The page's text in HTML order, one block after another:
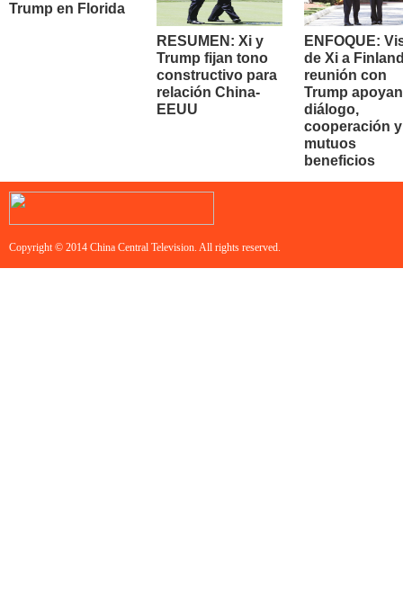
Trump en Florida
RESUMEN: Xi y
Trump fijan tono
constructivo para
relación China-
EEUU
ENFOQUE:
de Xi a
reunión con
Trump apoyan
diálogo,
cooperación y
mutuos
beneficios
Copyright © 2014 China Central Television. All rights reserved.